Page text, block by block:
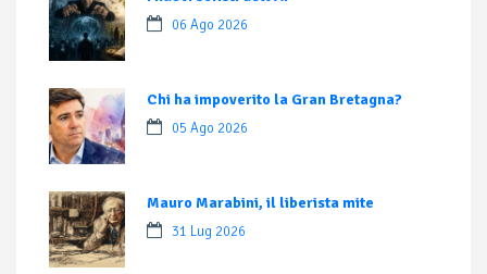
06 Ago 2026
Chi ha impoverito la Gran Bretagna?
05 Ago 2026
Mauro Marabini, il liberista mite
31 Lug 2026